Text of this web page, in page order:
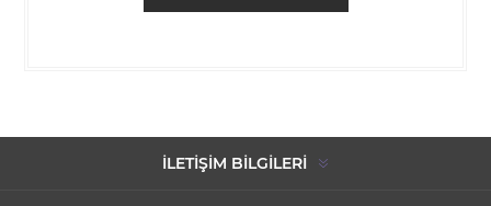
İLETIŞIM BILGILERI